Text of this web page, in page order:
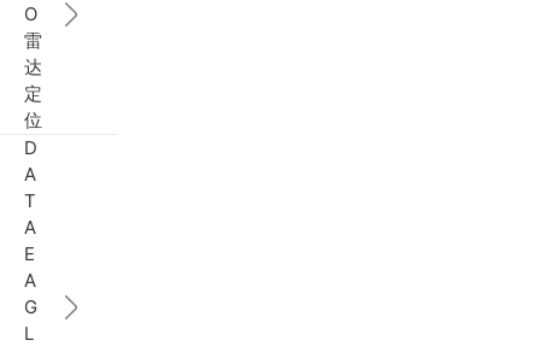
O
雷
达
定
位
D
A
T
A
E
A
G
L